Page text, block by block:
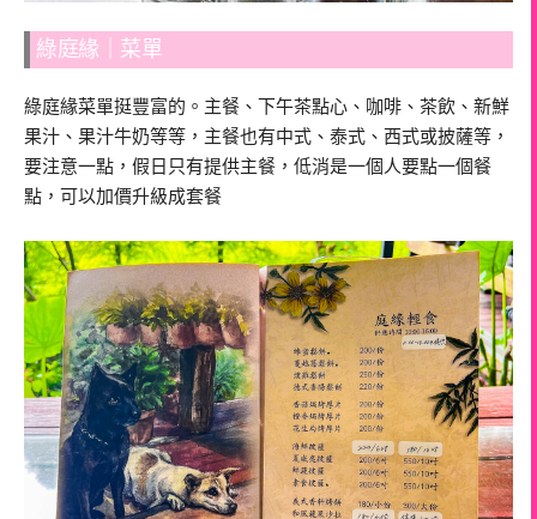
綠庭緣｜菜單
綠庭緣菜單挺豐富的。主餐、下午茶點心、咖啡、茶飲、新鮮
果汁、果汁牛奶等等，主餐也有中式、泰式、西式或披薩等，
要注意一點，假日只有提供主餐，低消是一個人要點一個餐
點，可以加價升級成套餐